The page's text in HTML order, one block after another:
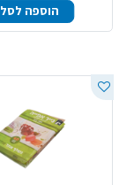
הוספה לסל